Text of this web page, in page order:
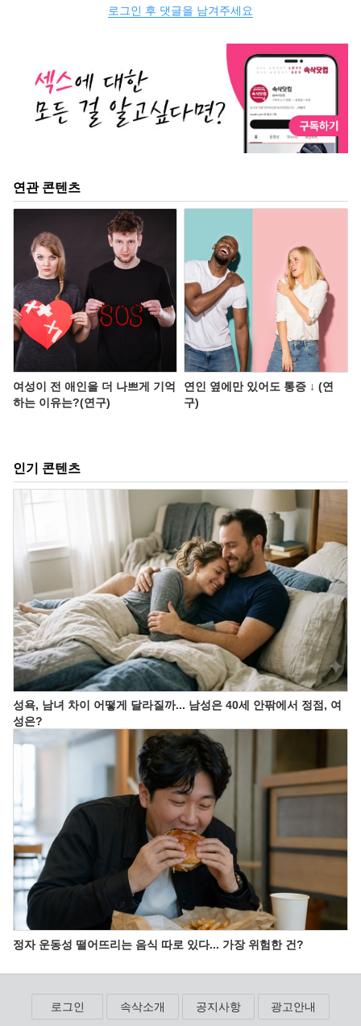
로그인 후 댓글을 남겨주세요
연관 콘텐츠
여성이 전 애인을 더 나쁘게 기억
하는 이유는?(연구)
연인 옆에만 있어도 통증 ↓ (연
구)
인기 콘텐츠
성욕, 남녀 차이 어떻게 달라질까... 남성은 40세 안팎에서 정점, 여
성은?
정자 운동성 떨어뜨리는 음식 따로 있다... 가장 위험한 건?
로그인 속삭소개 공지사항 광고안내